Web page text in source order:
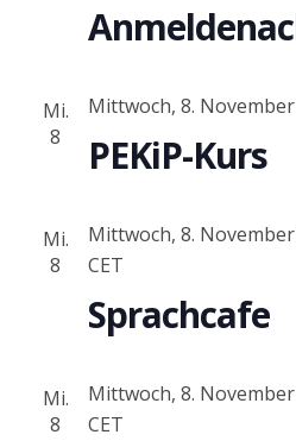
Mi.
8
Mittwoch, 8. November
PEKiP-Kurs
Mi.
8
Mittwoch, 8. November
CET
Sprachcafe
Mi.
8
Mittwoch, 8. November
CET